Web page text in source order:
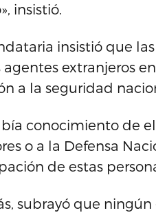
insistió.
insistió que
agentes extranjeros
a la seguridad
conocimiento de
o a la Defensa
de estas
subrayó que